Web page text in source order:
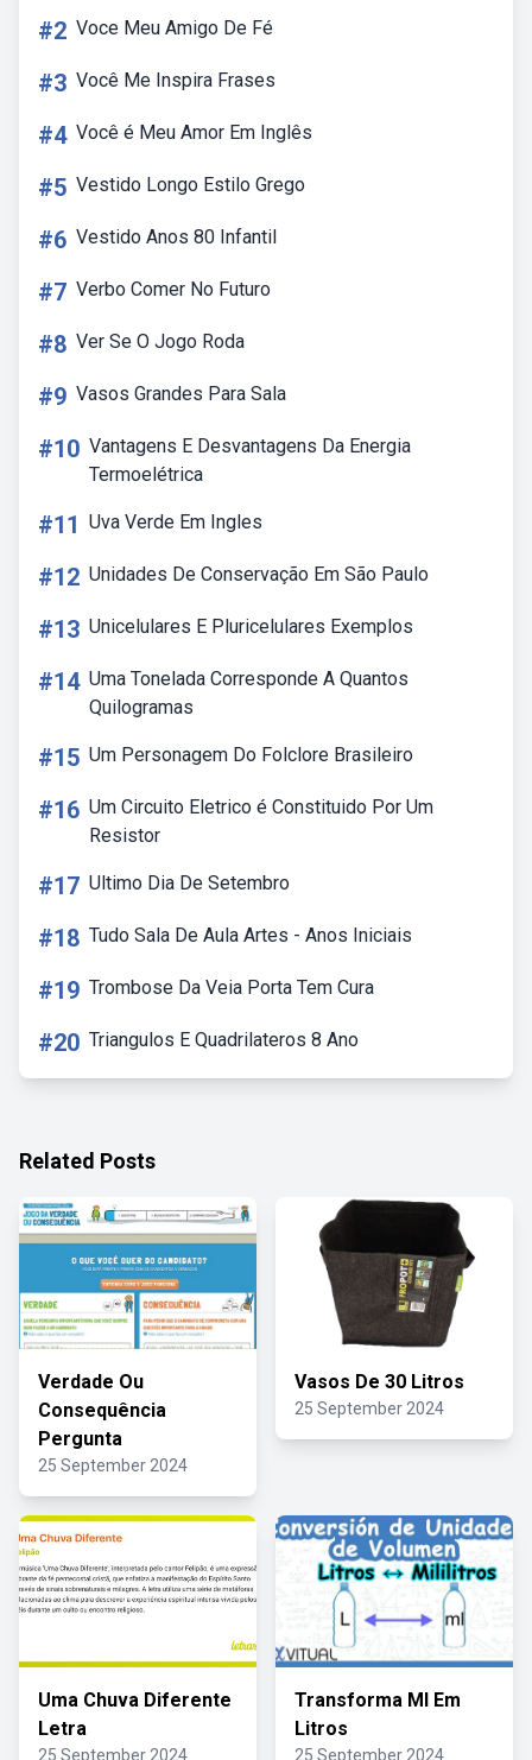
#2 Voce Meu Amigo De Fé
#3 Você Me Inspira Frases
#4 Você é Meu Amor Em Inglês
#5 Vestido Longo Estilo Grego
#6 Vestido Anos 80 Infantil
#7 Verbo Comer No Futuro
#8 Ver Se O Jogo Roda
#9 Vasos Grandes Para Sala
#10 Vantagens E Desvantagens Da Energia
Termoelétrica
#11 Uva Verde Em Ingles
#12 Unidades De Conservação Em São Paulo
#13 Unicelulares E Pluricelulares Exemplos
#14 Uma Tonelada Corresponde A Quantos
Quilogramas
#15 Um Personagem Do Folclore Brasileiro
#16 Um Circuito Eletrico é Constituido Por Um
Resistor
#17 Ultimo Dia De Setembro
#18 Tudo Sala De Aula Artes - Anos Iniciais
#19 Trombose Da Veia Porta Tem Cura
#20 Triangulos E Quadrilateros 8 Ano
Related Posts
Verdade Ou
Consequência
Pergunta
25 September 2024
Vasos De 30 Litros
25 September 2024
Uma Chuva Diferente
Letra
25 September 2024
Transforma Ml Em
Litros
25 September 2024